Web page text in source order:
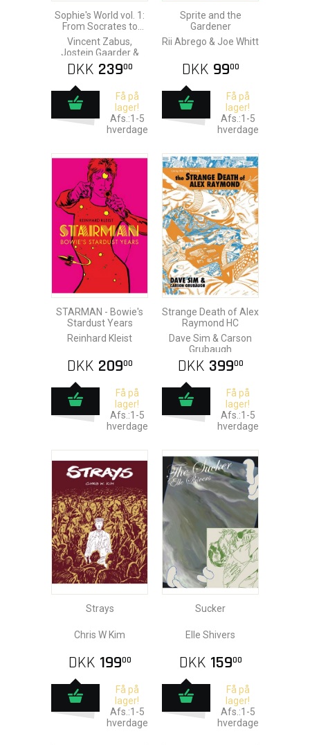
Sophie's World vol. 1:
From Socrates to
Galileo
Vincent Zabus,
Jostein Gaarder &
Nicoby
DKK 23900
Få på
lager!
Afs.:1-5
hverdage
Sprite and the
Gardener
Rii Abrego & Joe Whitt
DKK 9900
Få på
lager!
Afs.:1-5
hverdage
STARMAN - Bowie's
Stardust Years
Reinhard Kleist
DKK 20900
Få på
lager!
Afs.:1-5
hverdage
Strange Death of Alex
Raymond HC
Dave Sim & Carson
Grubaugh
DKK 39900
Få på
lager!
Afs.:1-5
hverdage
Strays
Chris W Kim
DKK 19900
Få på
lager!
Afs.:1-5
hverdage
Sucker
Elle Shivers
DKK 15900
Få på
lager!
Afs.:1-5
hverdage